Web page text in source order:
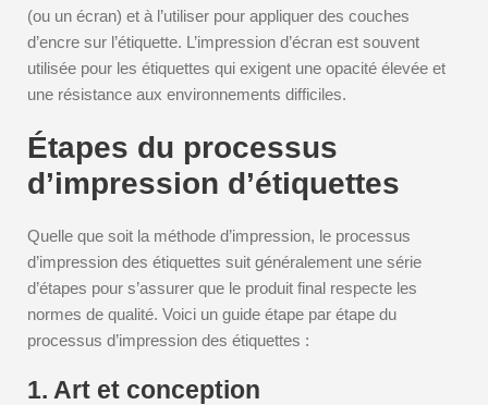
(ou un écran) et à l’utiliser pour appliquer des couches
d’encre sur l’étiquette. L’impression d’écran est souvent
utilisée pour les étiquettes qui exigent une opacité élevée et
une résistance aux environnements difficiles.
Étapes du processus
d’impression d’étiquettes
Quelle que soit la méthode d’impression, le processus
d’impression des étiquettes suit généralement une série
d’étapes pour s’assurer que le produit final respecte les
normes de qualité. Voici un guide étape par étape du
processus d’impression des étiquettes :
1. Art et conception